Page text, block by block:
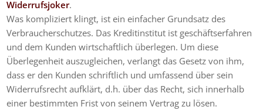
Widerrufsjoker.
Was kompliziert klingt, ist ein einfacher Grundsatz des
Verbraucherschutzes. Das Kreditinstitut ist geschäftserfahren
und dem Kunden wirtschaftlich überlegen. Um diese
Überlegenheit auszugleichen, verlangt das Gesetz von ihm,
dass er den Kunden schriftlich und umfassend über sein
Widerrufsrecht aufklärt, d.h. über das Recht, sich innerhalb
einer bestimmten Frist von seinem Vertrag zu lösen.